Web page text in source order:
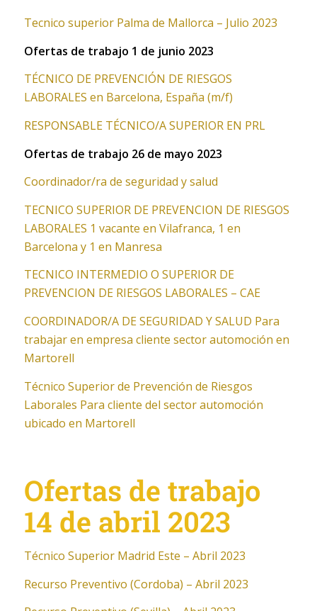
Tecnico superior Palma de Mallorca – Julio 2023
Ofertas de trabajo 1 de junio 2023
TÉCNICO DE PREVENCIÓN DE RIESGOS
LABORALES en Barcelona, España (m/f)
RESPONSABLE TÉCNICO/A SUPERIOR EN PRL
Ofertas de trabajo 26 de mayo 2023
Coordinador/ra de seguridad y salud
TECNICO SUPERIOR DE PREVENCION DE RIESGOS
LABORALES 1 vacante en Vilafranca, 1 en
Barcelona y 1 en Manresa
TECNICO INTERMEDIO O SUPERIOR DE
PREVENCION DE RIESGOS LABORALES – CAE
COORDINADOR/A DE SEGURIDAD Y SALUD Para
trabajar en empresa cliente sector automoción en
Martorell
Técnico Superior de Prevención de Riesgos
Laborales Para cliente del sector automoción
ubicado en Martorell
Ofertas de trabajo
14 de abril 2023
Técnico Superior Madrid Este – Abril 2023
Recurso Preventivo (Cordoba) – Abril 2023